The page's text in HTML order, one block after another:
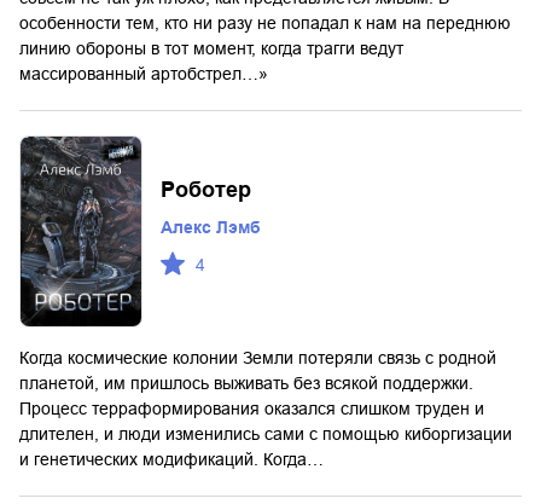
особенности тем, кто ни разу не попадал к нам на переднюю
линию обороны в тот момент, когда трагги ведут
массированный артобстрел…»
Роботер
Алекс Лэмб
4
Когда космические колонии Земли потеряли связь с родной
планетой, им пришлось выживать без всякой поддержки.
Процесс терраформирования оказался слишком труден и
длителен, и люди изменились сами с помощью киборгизации
и генетических модификаций. Когда…